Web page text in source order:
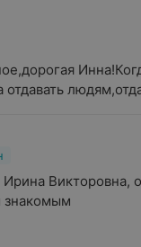
отдавать
Викторовна,
знакомым